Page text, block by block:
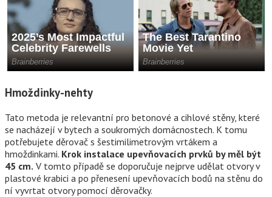
Hmoždinky-nehty
Tato metoda je relevantní pro betonové a cihlové stěny, které
se nacházejí v bytech a soukromých domácnostech. K tomu
potřebujete děrovač s šestimilimetrovým vrtákem a
hmoždinkami. Krok instalace upevňovacích prvků by měl být
45 cm. V tomto případě se doporučuje nejprve udělat otvory v
plastové krabici a po přenesení upevňovacích bodů na stěnu do
ní vyvrtat otvory pomocí děrovačky.